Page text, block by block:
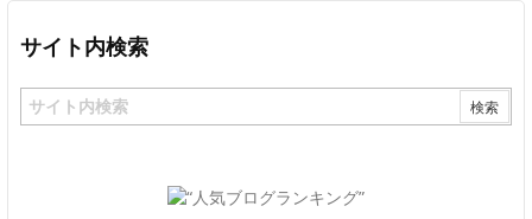
サイト内検索